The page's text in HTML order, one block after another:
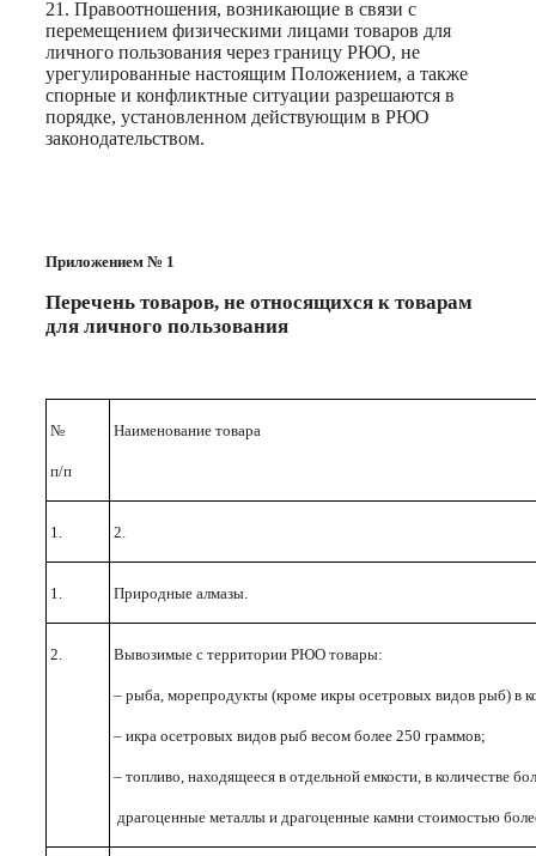
21. Правоотношения, возникающие в связи с
перемещением физическими лицами товаров для
личного пользования через границу РЮО, не
урегулированные настоящим Положением, а также
спорные и конфликтные ситуации разрешаются в
порядке, установленном действующим в РЮО
законодательством.
Приложением № 1
Перечень товаров, не относящихся к товарам
для личного пользования
№
п/п
Наименование товара
1. 2.
1. Природные алмазы.
2. Вывозимые с территории РЮО товары:
– рыба, морепродукты (кроме икры осетровых видов рыб) в
– икра осетровых видов рыб весом более 250 граммов;
– топливо, находящееся в отдельной емкости, в количестве
драгоценные металлы и драгоценные камни стоимостью